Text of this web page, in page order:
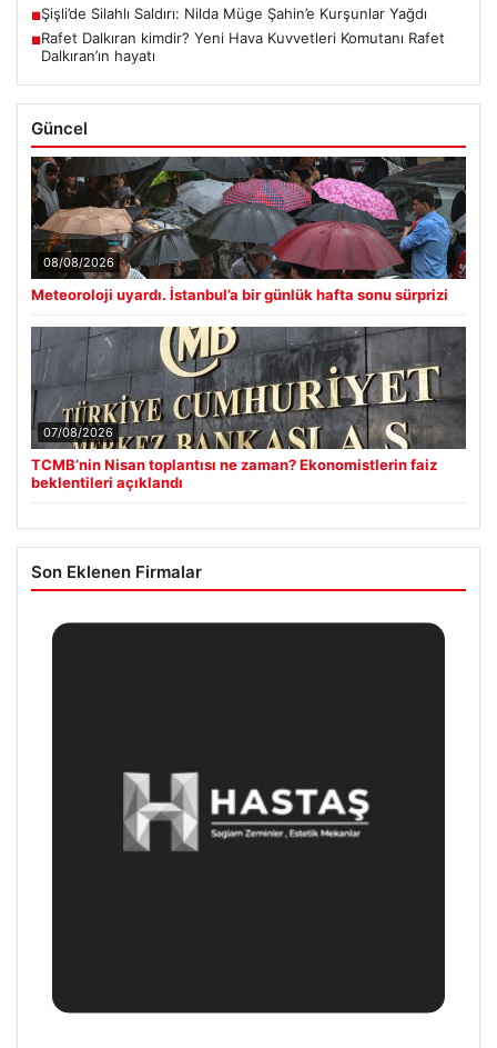
■Şişli’de Silahlı Saldırı: Nilda Müge Şahin’e Kurşunlar Yağdı
■Rafet Dalkıran kimdir? Yeni Hava Kuvvetleri Komutanı Rafet
Dalkıran’ın hayatı
Güncel
08/08/2026
Meteoroloji uyardı. İstanbul’a bir günlük hafta sonu sürprizi
07/08/2026
TCMB’nin Nisan toplantısı ne zaman? Ekonomistlerin faiz
beklentileri açıklandı
Son Eklenen Firmalar